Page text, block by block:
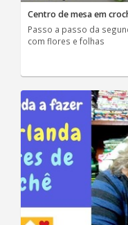
Centro de mesa em
Passo a passo da
com flores e folhas